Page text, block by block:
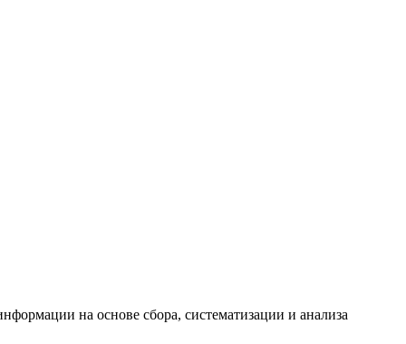
на основе сбора, систематизации и анализа